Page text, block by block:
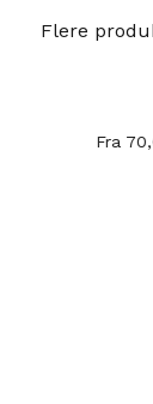
Flere
Silkeorme